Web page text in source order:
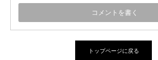
トップページに戻る